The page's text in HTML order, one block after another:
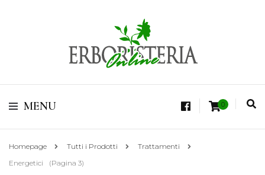
Erboristeria Shop
Online Tisane
Vendita di Botaniche, Erbe e Spezie Officinali, Tisane Terapeutiche Esclusive,
MENU 0
Homepage Tutti i Prodotti
Trattamenti
Energetici
(Pagina 3)